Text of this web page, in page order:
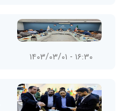
۱۶:۳۰ - ۱۴۰۳/۰۳/۰۱